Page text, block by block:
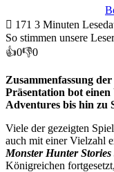
171 3 Minuten
So stimmen unsere
👍0👎0
Zusammenfassung
Präsentation bot
Adventures bis hin zu
Viele der gezeigten
auch mit einer Vielzahl
Monster Hunter
Königreichen